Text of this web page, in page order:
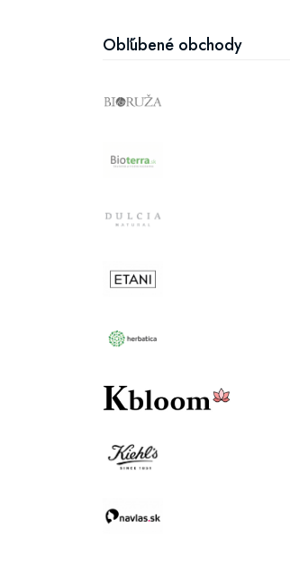
Obľúbené obchody